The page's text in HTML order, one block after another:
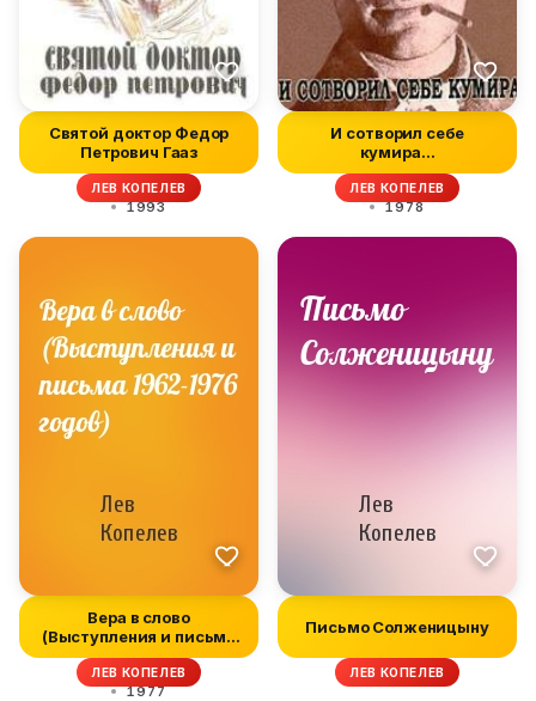
Святой доктор Федор
Петрович Гааз
ЛЕВ КОПЕЛЕВ
1993
И сотворил себе
кумира...
ЛЕВ КОПЕЛЕВ
1978
Вера в слово
(Выступления и письма
1962-1976 годов...
ЛЕВ КОПЕЛЕВ
1977
Письмо Солженицыну
ЛЕВ КОПЕЛЕВ